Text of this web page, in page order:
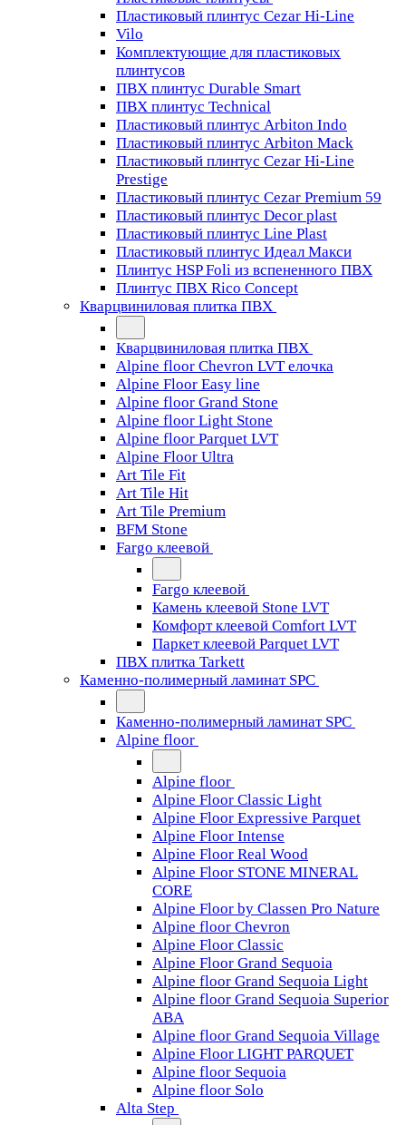
Пластиковый плинтус Cezar Hi-Line
Vilo
Комплектующие для пластиковых
плинтусов
ПВХ плинтус Durable Smart
ПВХ плинтус Technical
Пластиковый плинтус Arbiton Indo
Пластиковый плинтус Arbiton Mack
Пластиковый плинтус Cezar Hi-Line
Prestige
Пластиковый плинтус Cezar Premium 59
Пластиковый плинтус Decor plast
Пластиковый плинтус Line Plast
Пластиковый плинтус Идеал Макси
Плинтус HSP Foli из вспененного ПВХ
Плинтус ПВХ Rico Concept
Кварцвиниловая плитка ПВХ
Кварцвиниловая плитка ПВХ
Alpine floor Chevron LVT елочка
Alpine Floor Easy line
Alpine floor Grand Stone
Alpine floor Light Stone
Alpine floor Parquet LVT
Alpine Floor Ultra
Art Tile Fit
Art Tile Hit
Art Tile Premium
BFM Stone
Fargo клеевой
Fargo клеевой
Камень клеевой Stone LVT
Комфорт клеевой Comfort LVT
Паркет клеевой Parquet LVT
ПВХ плитка Tarkett
Каменно-полимерный ламинат SPC
Каменно-полимерный ламинат SPC
Alpine floor
Alpine floor
Alpine Floor Classic Light
Alpine Floor Expressive Parquet
Alpine Floor Intense
Alpine Floor Real Wood
Alpine Floor STONE MINERAL
CORE
Alpine Floor by Classen Pro Nature
Alpine floor Chevron
Alpine Floor Classic
Alpine Floor Grand Sequoia
Alpine floor Grand Sequoia Light
Alpine floor Grand Sequoia Superior
ABA
Alpine floor Grand Sequoia Village
Alpine Floor LIGHT PARQUET
Alpine floor Sequoia
Alpine floor Solo
Alta Step